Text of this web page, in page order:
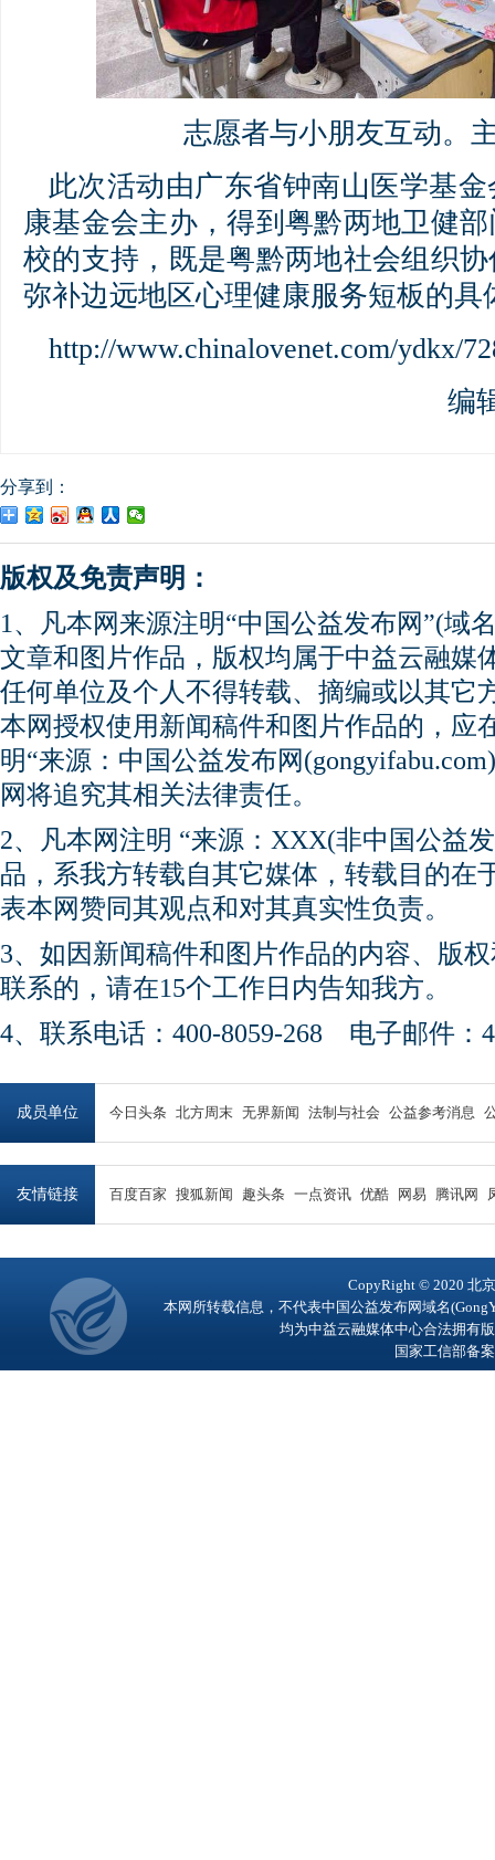
志愿者与小朋友互动。
此次活动由广东省钟南山医学基
康基金会主办，得到粤黔两地卫健
校的支持，既是粤黔两地社会组织
弥补边远地区心理健康服务短板的具
http://www.chinalovenet.com/ydkx/
编
分享到：
版权及免责声明：
1、凡本网来源注明“中国公益发布网”(域
文章和图片作品，版权均属于中益云融媒
任何单位及个人不得转载、摘编或以其它
本网授权使用新闻稿件和图片作品的，应
明“来源：中国公益发布网
网将追究其相关法律责任。
2、凡本网注明 “来源：XXX(非中国公益
品，系我方转载自其它媒体，转载目的在
表本网赞同其观点和对其真实性负责。
3、如因新闻稿件和图片作品的内容、版
联系的，请在15个工作日内告知我方。
4、联系电话：400-8059-268 电子邮件：
成员单位 今日头条 北方周末 无界新闻 法制与社会 公益参考消息
友情链接 百度百家 搜狐新闻 趣头条 一点资讯 优酷 网易 腾讯网
CopyRight © 2020 北
本网所转载信息，不代表中国公益发布网域名
均为中益云融媒体中心合法拥有
国家工信部备